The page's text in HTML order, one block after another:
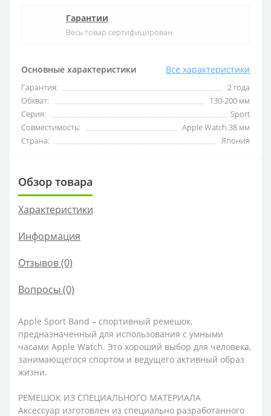
Основные характеристики Все характеристики
Гарантия:
2 года
Обхват:
130-200 мм
Серия:
Sport
Совместимость:
Apple Watch 38 мм
Страна:
Япония
Гарантии
Весь товар сертифицирован
Обзор товара
Характеристики
Информация
Отзывов (0)
Вопросы (0)
Apple Sport Band – спортивный ремешок,
предназначенный для использования с умными
часами Apple Watch. Это хороший выбор для человека,
занимающегося спортом и ведущего активный образ
жизни.
РЕМЕШОК ИЗ СПЕЦИАЛЬНОГО МАТЕРИАЛА
Аксессуар изготовлен из специально разработанного